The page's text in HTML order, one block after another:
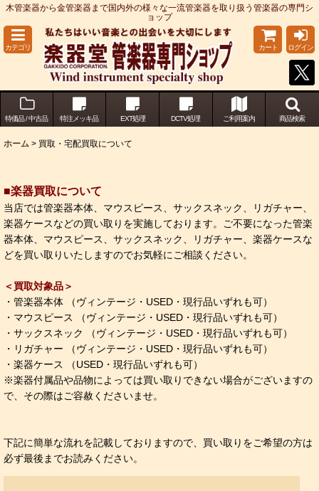
木管楽器から金管楽器まで国内外の様々な一流管楽器を取り扱う管楽器の専門シ
ョップ
カテゴリ カート ログイン
特価品 / 中古品 特注メッキ品 EXT処理 DCTV処理 ご利用案内 商品検索
ホーム > 買取・宅配買取について
■楽器買取について
当店では管楽器本体、マウスピース、サックスネック、リガチャー、
楽器ケースなどの買い取りを実施しております。ご不要になった管楽
器本体、マウスピース、サックスネック、リガチャー、楽器ケースな
どを買い取りいたしますのでお気軽にご相談ください。
＜買取対象品＞
・管楽器本体 （ヴィンテージ・USED・現行品いずれも可）
・マウスピース （ヴィンテージ・USED・現行品いずれも可）
・サックスネック （ヴィンテージ・USED・現行品いずれも可）
・リガチャー （ヴィンテージ・USED・現行品いずれも可）
・楽器ケース （USED・現行品いずれも可）
※楽器付属品や品物によっては買い取りできない場合がございますの
で、その際はご容赦くださいませ。
下記に簡単な流れを記載しておりますので、買い取りをご希望の方は
必ず最後までお読みください。